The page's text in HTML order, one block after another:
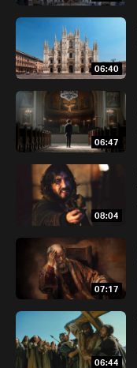
06:40
06:47
08:04
07:17
06:44